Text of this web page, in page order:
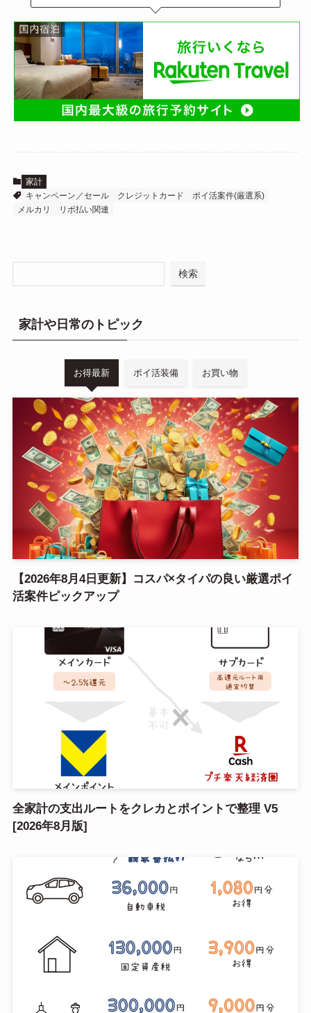
家計
キャンペーン／セール
クレジットカード
ポイ活案件(厳選系)
メルカリ
リボ払い関連
検索
家計や日常のトピック
お得最新 ポイ活装備 お買い物
【2026年8月4日更新】コスパ×タイパの良い厳選ポイ
活案件ピックアップ
全家計の支出ルートをクレカとポイントで整理 V5
[2026年8月版]